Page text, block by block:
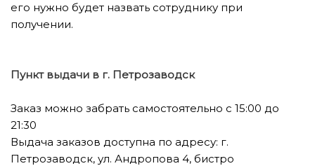
его нужно будет назвать сотруднику при
получении.
Пункт выдачи в г. Петрозаводск
Заказ можно забрать самостоятельно с 15:00 до
21:30
Выдача заказов доступна по адресу: г.
Петрозаводск, ул. Андропова 4, бистро